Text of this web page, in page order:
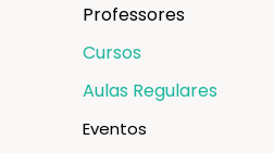
Professores
Cursos
Aulas Regulares
Eventos